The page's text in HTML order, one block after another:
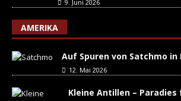
9. Juni 2026
AMERIKA
Auf Spuren von Satchmo in
12. Mai 2026
Kleine Antillen –